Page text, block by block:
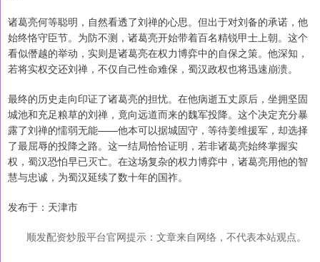
诸葛亮何等聪明，自然看透了刘禅的心思。但出于对刘备的承诺，他
始终恪守臣节。为防不测，诸葛亮开始带着百名精锐甲士上朝。这个
看似僭越的举动，实则是诸葛亮在权力博弈中的自保之策。他深知，
若将实权交还刘禅，不仅自己性命难保，蜀汉政权也将迅速崩溃。
最终的历史走向印证了诸葛亮的担忧。在他病逝五丈原后，坐拥坚固
城池和充足粮草的刘禅，竟向远道而来的魏军投降。这个决定充分暴
露了刘禅的懦弱无能——他本可以据城固守，等待姜维援军，却选择
了最屈辱的投降之路。这一结局恰恰证明，若非诸葛亮始终掌握实
权，蜀汉恐怕早已灭亡。在这场复杂的权力博弈中，诸葛亮用他的智
慧与忠诚，为蜀汉延续了数十年的国祚。
发布于：天津市
顺发配资炒股平台官网提示：文章来自网络，不代表本站观点。